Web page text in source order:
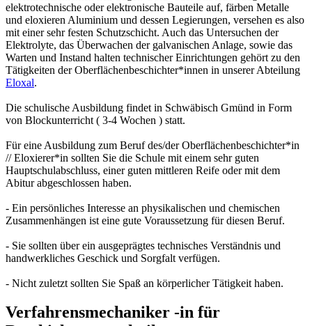
elektrotechnische oder elektronische Bauteile auf, färben Metalle
und eloxieren Aluminium und dessen Legierungen, versehen es also
mit einer sehr festen Schutzschicht. Auch das Untersuchen der
Elektrolyte, das Überwachen der galvanischen Anlage, sowie das
Warten und Instand halten technischer Einrichtungen gehört zu den
Tätigkeiten der Oberflächenbeschichter*innen in unserer Abteilung
Eloxal.
Die schulische Ausbildung findet in Schwäbisch Gmünd in Form
von Blockunterricht ( 3-4 Wochen ) statt.
Für eine Ausbildung zum Beruf des/der Oberflächenbeschichter*in
// Eloxierer*in sollten Sie die Schule mit einem sehr guten
Hauptschulabschluss, einer guten mittleren Reife oder mit dem
Abitur abgeschlossen haben.
- Ein persönliches Interesse an physikalischen und chemischen
Zusammenhängen ist eine gute Voraussetzung für diesen Beruf.
- Sie sollten über ein ausgeprägtes technisches Verständnis und
handwerkliches Geschick und Sorgfalt verfügen.
- Nicht zuletzt sollten Sie Spaß an körperlicher Tätigkeit haben.
Verfahrensmechaniker -in für